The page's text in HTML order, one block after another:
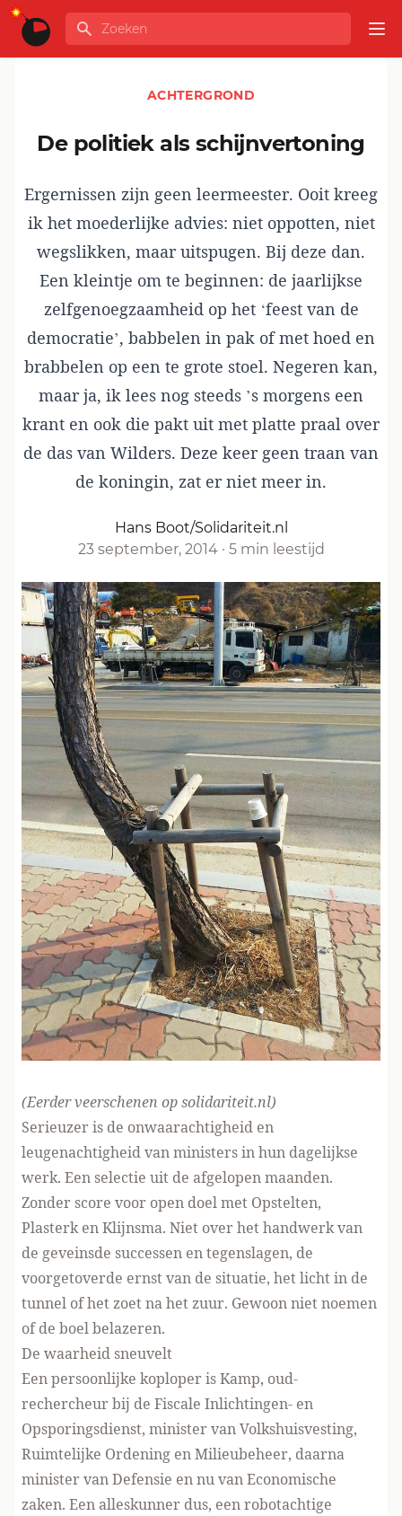
Ga naar de inhoud
GLOBALINFO
Zoeken
ACHTERGROND
De politiek als schijnvertoning
Ergernissen zijn geen leermeester. Ooit kreeg
ik het moederlijke advies: niet oppotten, niet
wegslikken, maar uitspugen. Bij deze dan.
Een kleintje om te beginnen: de jaarlijkse
zelfgenoegzaamheid op het ‘feest van de
democratie’, babbelen in pak of met hoed en
brabbelen op een te grote stoel. Negeren kan,
maar ja, ik lees nog steeds ’s morgens een
krant en ook die pakt uit met platte praal over
de das van Wilders. Deze keer geen traan van
de koningin, zat er niet meer in.
Hans Boot/Solidariteit.nl
23 september, 2014 · 5 min leestijd
(Eerder veerschenen op solidariteit.nl)
Serieuzer is de onwaarachtigheid en
leugenachtigheid van ministers in hun dagelijkse
werk. Een selectie uit de afgelopen maanden.
Zonder score voor open doel met Opstelten,
Plasterk en Klijnsma. Niet over het handwerk van
de geveinsde successen en tegenslagen, de
voorgetoverde ernst van de situatie, het licht in de
tunnel of het zoet na het zuur. Gewoon niet noemen
of de boel belazeren.
De waarheid sneuvelt
Een persoonlijke koploper is Kamp, oud-
rechercheur bij de Fiscale Inlichtingen- en
Opsporingsdienst, minister van Volkshuisvesting,
Ruimtelijke Ordening en Milieubeheer, daarna
minister van Defensie en nu van Economische
zaken. Een alleskunner dus, een robotachtige